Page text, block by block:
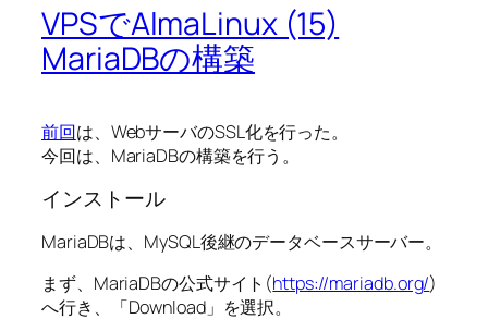
VPSでAlmaLinux (15)
MariaDBの構築
前回は、WebサーバのSSL化を行った。
今回は、MariaDBの構築を行う。
インストール
MariaDBは、MySQL後継のデータベースサーバー。
まず、MariaDBの公式サイト(https://mariadb.org/)
へ行き、「Download」を選択。